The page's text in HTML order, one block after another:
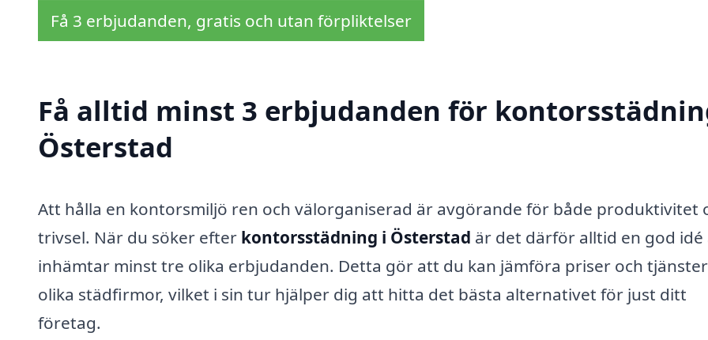
Få 3 erbjudanden, gratis och utan förpliktelser
Få alltid minst 3 erbjudanden för
Österstad
Att hålla en kontorsmiljö ren och välorganiserad är avgörande för både produktivitet
trivsel. När du söker efter kontorsstädning i Österstad är det därför alltid en god idé
inhämtar minst tre olika erbjudanden. Detta gör att du kan jämföra priser och
olika städfirmor, vilket i sin tur hjälper dig att hitta det bästa alternativet för just ditt
företag.